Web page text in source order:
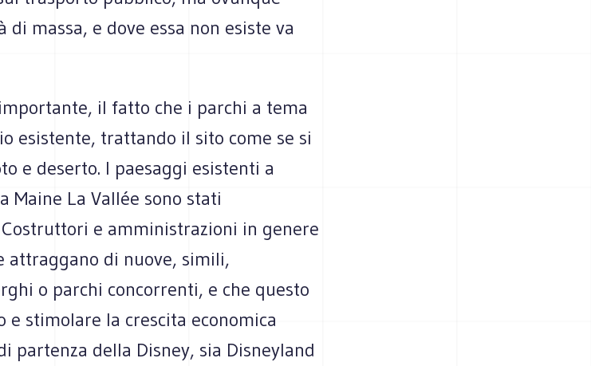
massa, e dove essa non esiste va
il fatto che i parchi a tema
esistente, trattando il sito come se si
e deserto. I paesaggi esistenti a
Maine La Vallée sono stati
e amministrazioni in genere
attraggano di nuove, simili,
o parchi concorrenti, e che questo
e stimolare la crescita economica
partenza della Disney, sia Disneyland